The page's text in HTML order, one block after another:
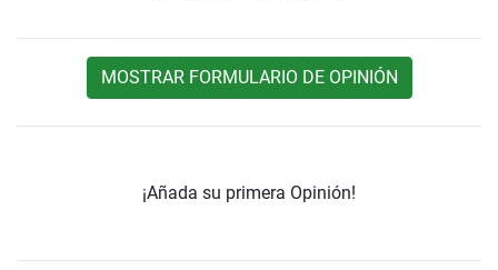
MOSTRAR FORMULARIO DE OPINIÓN
¡Añada su primera Opinión!